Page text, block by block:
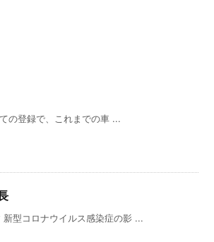
の登録で、これまでの車 ...
型コロナウイルス感染症の影 ...